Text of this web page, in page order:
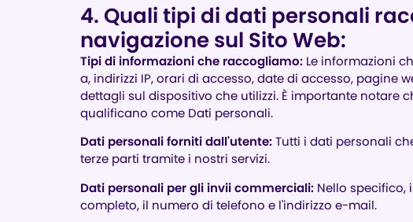
4. Quali tipi di dati personali
navigazione sul Sito Web:
Tipi di informazioni che raccogliamo: Le informazioni
a, indirizzi IP, orari di accesso, date di accesso, pagine
dettagli sul dispositivo che utilizzi. È importante notare
qualificano come Dati personali.
Dati personali forniti dall'utente:Tutti i dati personali
terze parti tramite i nostri servizi.
Dati personali per gli invii commerciali: Nello
completo, il numero di telefono e l'indirizzo e-mail.